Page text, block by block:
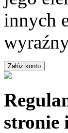
innych
stronie